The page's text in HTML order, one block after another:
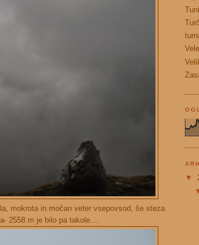
mokrota in močan veter vsepovsod, še steza
2558 m je bilo pa takole....
▼